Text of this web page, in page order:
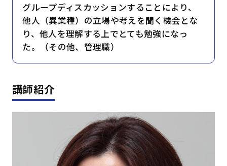
グループディスカッションすることにより、
他人（異業種）の立場や考えを聞く機会とな
り、他人を理解する上でとても勉強になっ
た。（その他、管理職）
講師紹介